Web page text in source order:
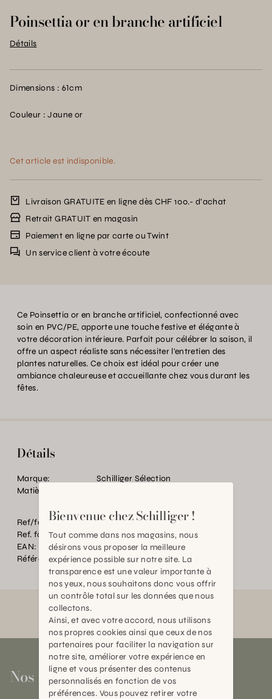
Poinsettia or en branche artificiel
Détails
Dimensions : 61cm
Couleur : Jaune or
Cet article est indisponible.
Livraison GRATUITE en ligne dès CHF 100.- d’achat
Retrait GRATUIT en magasin
Paiement en ligne par carte ou Twint
Un service client à votre écoute
Ce Poinsettia or en branche artificiel, confectionné avec
soin en PVC/PE, apporte une touche festive et élégante à
votre décoration intérieure. Parfait pour célébrer la saison, il
offre un aspect réaliste sans nécessiter l'entretien des
plantes naturelles. Ce choix est idéal pour créer une
ambiance chaleureuse et accueillante chez vous durant les
fêtes.
Détails
Marque:
Schilliger Sélection
Matière:
Ref/fourn. Couleur: GO (#17)
Ref. fournisseur:
533804955001
EAN:
2000000597907
Référence:
BT.P88971.0000.JA15.0000
Nos magasins
Bienvenue chez Schilliger !
Tout comme dans nos magasins, nous
désirons vous proposer la meilleure
expérience possible sur notre site. La
transparence est une valeur importante à
nos yeux, nous souhaitons donc vous offrir
un contrôle total sur les données que nous
collectons.
Ainsi, et avec votre accord, nous utilisons
nos propres cookies ainsi que ceux de nos
partenaires pour faciliter la navigation sur
notre site, améliorer votre expérience en
ligne et vous présenter des contenus
personnalisés en fonction de vos
préférences. Vous pouvez retirer votre